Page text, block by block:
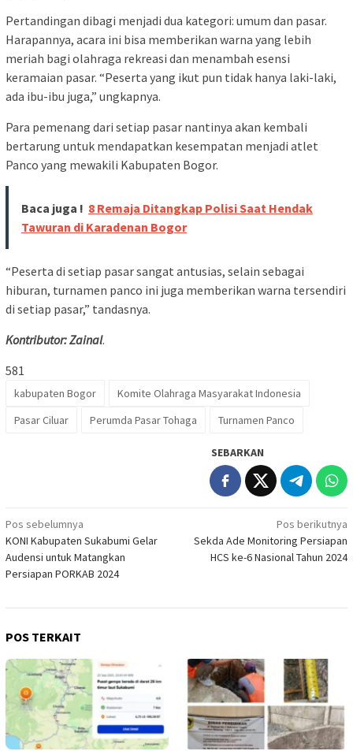
Pertandingan dibagi menjadi dua kategori: umum dan pasar.
Harapannya, acara ini bisa memberikan warna yang lebih
meriah bagi olahraga rekreasi dan menambah esensi
keramaian pasar. “Peserta yang ikut pun tidak hanya laki-laki,
ada ibu-ibu juga,” ungkapnya.
Para pemenang dari setiap pasar nantinya akan kembali
bertarung untuk mendapatkan kesempatan menjadi atlet
Panco yang mewakili Kabupaten Bogor.
Baca juga ! 8 Remaja Ditangkap Polisi Saat Hendak
Tawuran di Karadenan Bogor
“Peserta di setiap pasar sangat antusias, selain sebagai
hiburan, turnamen panco ini juga memberikan warna tersendiri
di setiap pasar,” tandasnya.
Kontributor: Zainal.
581
kabupaten Bogor
Komite Olahraga Masyarakat Indonesia
Pasar Ciluar
Perumda Pasar Tohaga Turnamen Panco
SEBARKAN
Navigasi
pos
Pos sebelumnya
KONI Kabupaten Sukabumi Gelar
Audensi untuk Matangkan
Persiapan PORKAB 2024
Pos berikutnya
Sekda Ade Monitoring Persiapan
HCS ke-6 Nasional Tahun 2024
POS TERKAIT